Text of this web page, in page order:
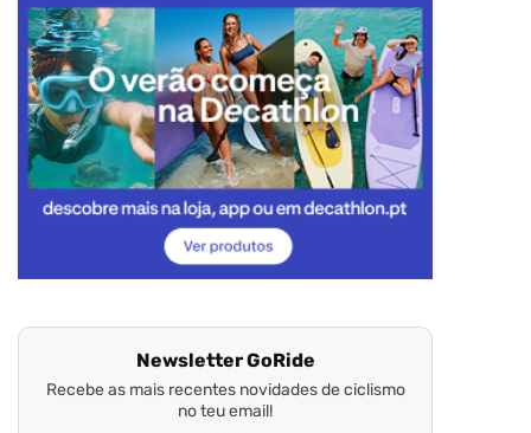
Newsletter GoRide
Recebe as mais recentes novidades de ciclismo
no teu email!